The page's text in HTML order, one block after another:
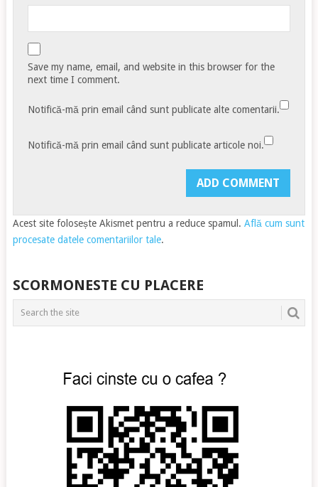
Save my name, email, and website in this browser for the
next time I comment.
Notifică-mă prin email când sunt publicate alte comentarii.
Notifică-mă prin email când sunt publicate articole noi.
Acest site folosește Akismet pentru a reduce spamul. Află cum sunt
procesate datele comentariilor tale.
SCORMONESTE CU PLACERE